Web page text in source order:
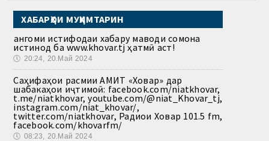
ХАБАРҲОИ МУҲИМТАРИН
Ҳангоми истифодаи хабару маводи сомона
истинод ба www.khovar.tj ҳатмӣ аст!
🕔 20:24, 20.Май 2024
Саҳифаҳои расмии АМИТ «Ховар» дар
шабакаҳои иҷтимоӣ: facebook.com/niatkhovar,
t.me/niatkhovar, youtube.com/@niat_Khovar_tj,
instagram.com/niat_khovar/,
twitter.com/niatkhovar, Радиои Ховар 101.5 fm,
facebook.com/khovarfm/
🕔 08:23, 20.Май 2024